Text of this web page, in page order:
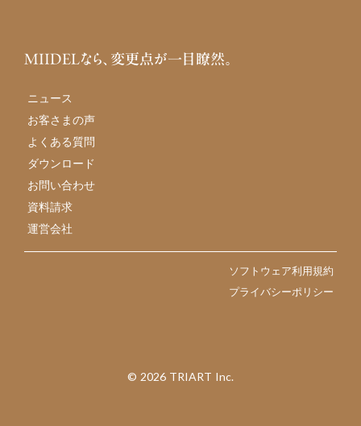
MIIDELなら、変更点が一目瞭然。
ニュース
お客さまの声
よくある質問
ダウンロード
お問い合わせ
資料請求
運営会社
ソフトウェア利用規約
プライバシーポリシー
©︎ 2026 TRIART Inc.